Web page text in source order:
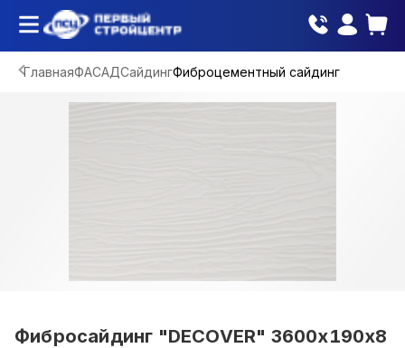
ГлавнаяФАСАДСайдингФиброцементный сайдинг
Фибросайдинг "DECOVER" 3600x190x8